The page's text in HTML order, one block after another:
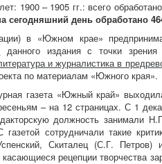
1900 – 1905 гг.: всего
день обработано
в «Южном крае»
данного издания с точки
и журналистика в
по материалам «Южного края».
газета «Южный край»
– на 12 страницах. С 1
должность занимали
сотрудничали такие
Скиталец (С.Г.
рецепции творчества